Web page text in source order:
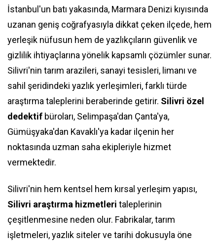
İstanbul'un batı yakasında, Marmara Denizi kıyısında
uzanan geniş coğrafyasıyla dikkat çeken ilçede, hem
yerleşik nüfusun hem de yazlıkçıların güvenlik ve
gizlilik ihtiyaçlarına yönelik kapsamlı çözümler sunar.
Silivri'nin tarım arazileri, sanayi tesisleri, limanı ve
sahil şeridindeki yazlık yerleşimleri, farklı türde
araştırma taleplerini beraberinde getirir. Silivri özel
dedektif büroları, Selimpaşa'dan Çanta'ya,
Gümüşyaka'dan Kavaklı'ya kadar ilçenin her
noktasında uzman saha ekipleriyle hizmet
vermektedir.
Silivri'nin hem kentsel hem kırsal yerleşim yapısı,
Silivri araştırma hizmetleri taleplerinin
çeşitlenmesine neden olur. Fabrikalar, tarım
işletmeleri, yazlık siteler ve tarihi dokusuyla öne